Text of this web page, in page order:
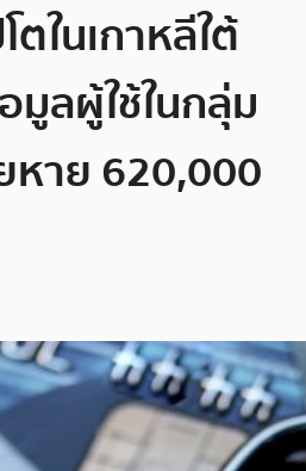
ตในเกาหลีใต้
มูลผู้ใช้ในกลุ่ม
หาย 620,000